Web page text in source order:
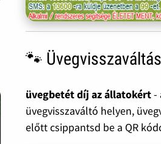
🐾 Üvegvisszaváltás
üvegbetét díj az állatokért-
üvegvisszaváltó helyen,
előtt csippantsd be a QR